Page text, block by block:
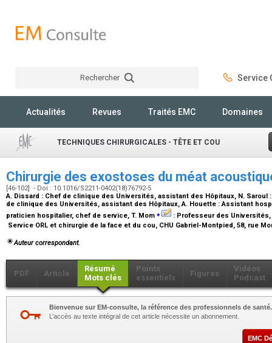
Rechercher Service
Actualités Revues Traités EMC Domaines
TECHNIQUES CHIRURGICALES - TÊTE ET COU
Chirurgie des exostoses du méat
[46-102] - Doi : 10.1016/S2211-0402(18)76792-5
A. Dissard : Chef de clinique des Universités, assistant des Hôpitaux, N. Saroul
de clinique des Universités, assistant des Hôpitaux, A. Houette :Assistant
praticien hospitalier, chef de service, T. Mom ⁎ : Professeur des
Service ORL et chirurgie de la face et du cou, CHU Gabriel-Montpied, 58, rue
Auteur correspondant.
PDF Article
Résumé
Mots clés
Points
essentiels
Figures
Vidéos
Podcast
Bienvenue sur EM-consulte, la référence des professionnels de santé.
L’accès au texte intégral de cet article nécessite un abonnement.
EMC